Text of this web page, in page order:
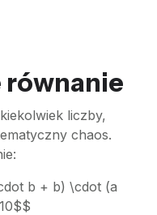
liczby,
chaos.
b + b) \cdot (a